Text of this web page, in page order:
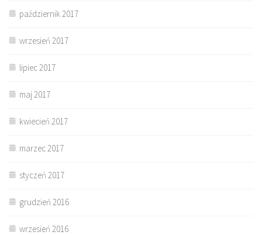
październik 2017
wrzesień 2017
lipiec 2017
maj 2017
kwiecień 2017
marzec 2017
styczeń 2017
grudzień 2016
wrzesień 2016